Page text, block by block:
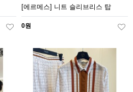
[에르메스] 니트 슬리브리스 탑
0원